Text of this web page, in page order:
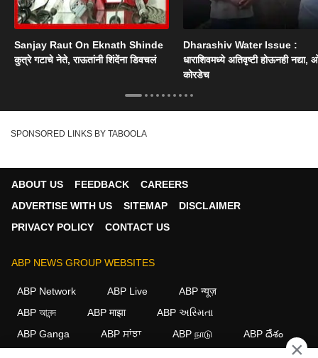
Sanjay Raut On Eknath Shinde
कुत्रे गटाचे नेते, राऊतांनी शिंदेंना डिवचलं
Dharashiv Water Issue :
धाराशिवमध्ये अतिवृष्टी होऊनही नद्या,
कोरडेच
SPONSORED LINKS BY TABOOLA
ABOUT US FEEDBACK
CAREERS
ADVERTISE WITH US
SITEMAP
DISCLAIMER
PRIVACY POLICY
CONTACT US
ABP NEWS GROUP WEBSITES
ABP Network ABP Live
ABP न्यूज़
ABP আনন্দ
ABP माझा
ABP અસ્મિતા
ABP Ganga
ABP ਸਾਂਝਾ ABP நாடு ABP దేశం
×